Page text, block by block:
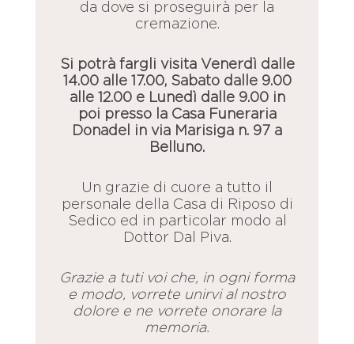
da dove si proseguirà per la
cremazione.
Si potrà fargli visita Venerdì dalle
14.00 alle 17.00, Sabato dalle 9.00
alle 12.00 e Lunedì dalle 9.00 in
poi presso la Casa Funeraria
Donadel in via Marisiga n. 97 a
Belluno.
Un grazie di cuore a tutto il
personale della Casa di Riposo di
Sedico ed in particolar modo al
Dottor Dal Piva.
Grazie a tuti voi che, in ogni forma
e modo, vorrete unirvi al nostro
dolore e ne vorrete onorare la
memoria.